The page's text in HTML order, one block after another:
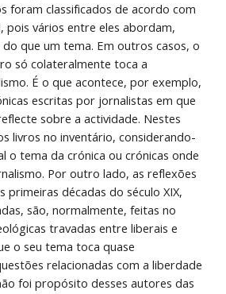
foram classificados de acordo com
pois vários entre eles abordam,
que um tema. Em outros casos, o
só colateralmente toca a
É o que acontece, por exemplo,
escritas por jornalistas em que
sobre a actividade. Nestes
livros no inventário, considerando-
o tema da crónica ou crónicas onde
Por outro lado, as reflexões
primeiras décadas do século XIX,
são, normalmente, feitas no
travadas entre liberais e
o seu tema toca quase
relacionadas com a liberdade
foi propósito desses autores das